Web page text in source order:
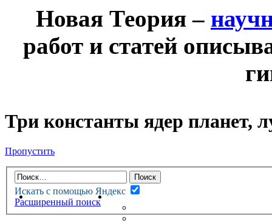
Новая Теория –
работ и статей
Три константы ядер планет,
Пропустить
Искать с помощью Яндекс
Расширенный поиск
НОВАЯ ТЕОРИЯФОРУМ
НЕПРОЧИТАННЫЕ